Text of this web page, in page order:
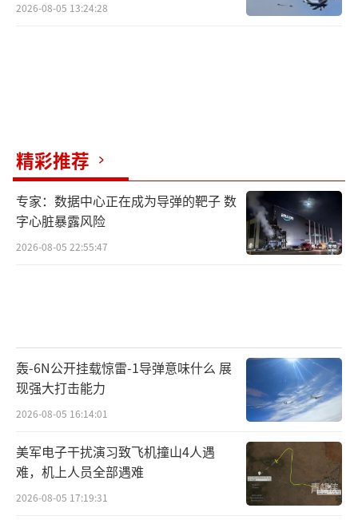
2026-08-05 13:24:28
精彩推荐
专家：数据中心正在成为导弹的靶子 数
字心脏暴露风险
2026-08-05 22:55:47
轰-6N公开挂载惊雷-1导弹意味什么 展
现强大打击能力
2026-08-05 16:14:01
美军电子干扰演习致飞机撞山4人遇
难，机上人员全部遇难
2026-08-05 17:19:31